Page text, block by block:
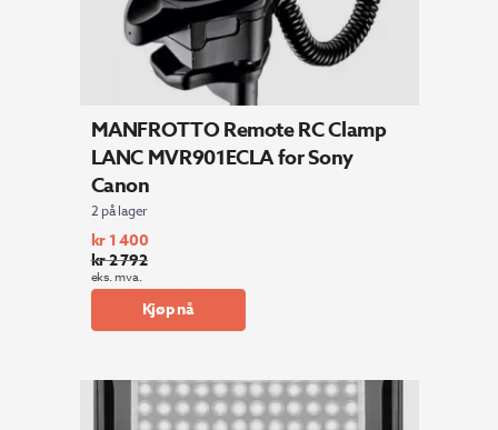
MANFROTTO Remote RC Clamp
LANC MVR901ECLA for Sony
Canon
2 på lager
kr2 792
Opprinnelig
pris
kr1 400
Nåværende
pris
eks. mva.
Kjøp nå